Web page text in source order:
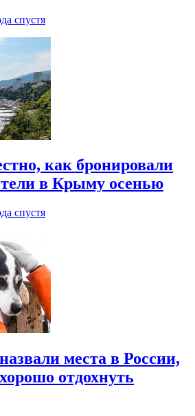
спустя
как бронировали
в Крыму осенью
спустя
места в России,
отдохнуть